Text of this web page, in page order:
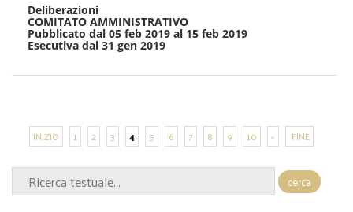
Deliberazioni
COMITATO AMMINISTRATIVO
Pubblicato dal 05 feb 2019 al 15 feb 2019
Esecutiva dal 31 gen 2019
INIZIO 1 2 3 4 5 6 7 8 9 10 » FINE
cerca